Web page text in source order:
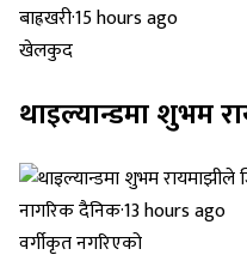
बाह्रखरी·15 hours ago
खेलकुद
थाइल्यान्डमा शुभम
नागरिक दैनिक·13 hours ago
वर्गीकृत नगरिएको